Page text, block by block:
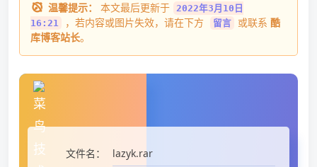
温馨提示： 本文最后更新于
2022年3月10日
16:21
，若内容或图片失效，请在下方 留言 或联系 酷
库博客站长。
文件名：
lazyk.rar